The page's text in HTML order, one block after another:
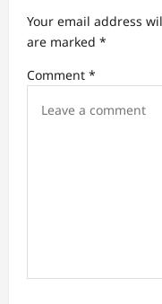
a
t
i
Your email address
are marked *
Comment *